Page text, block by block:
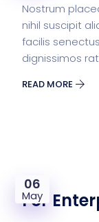
Nostrum
nihil suscipit
facilis
dignissimos
READ MORE
06
May
For